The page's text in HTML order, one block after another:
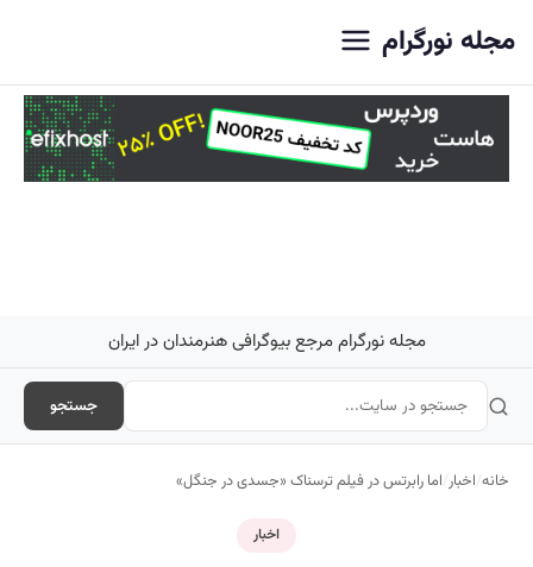
مجله نورگرام
مجله نورگرام مرجع بیوگرافی هنرمندان در ایران
جستجو
خانه/اخبار/اما رابرتس در فیلم ترسناک «جسدی در جنگل»
اخبار